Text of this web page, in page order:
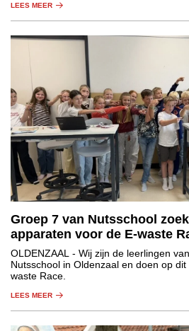
LEES MEER
Groep 7 van Nutsschool
apparaten voor de E-waste
OLDENZAAL - Wij zijn de leerlingen
Nutsschool in Oldenzaal en doen op
waste Race.
LEES MEER